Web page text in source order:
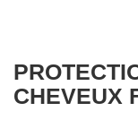
CHEVEUX